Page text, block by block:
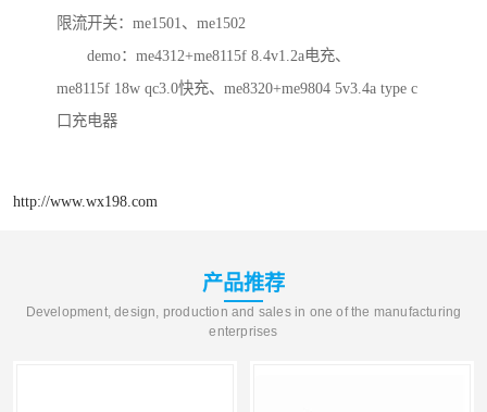
限流开关：me1501、me1502
demo：me4312+me8115f 8.4v1.2a电充、
me8115f 18w qc3.0快充、me8320+me9804 5v3.4a type c
口充电器
http://www.wx198.com
产品推荐
Development, design, production and sales in one of the manufacturing
enterprises